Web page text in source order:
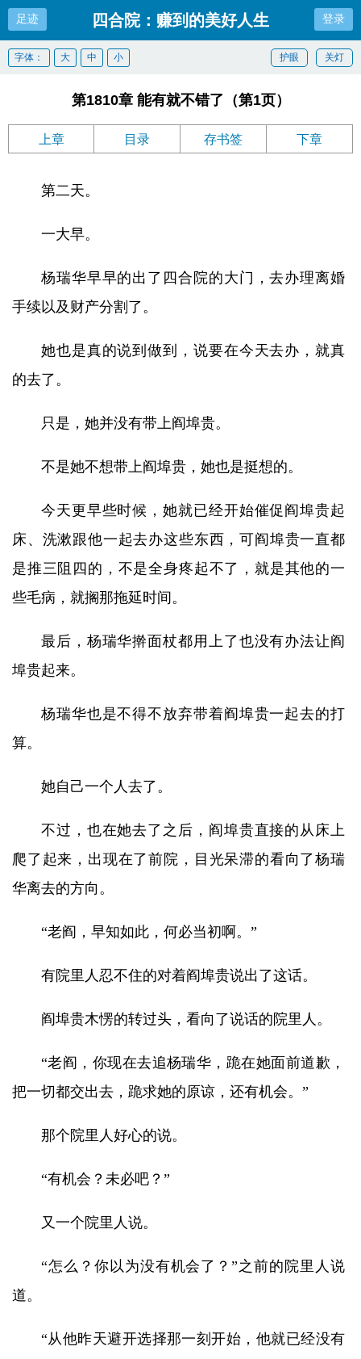
足迹 四合院：赚到的美好人生 登录
关灯
护眼
字体： 大 中 小
第1810章 能有就不错了（第1页）
上章 目录 存书签 下章
第二天。
一大早。
杨瑞华早早的出了四合院的大门，去办理离婚
手续以及财产分割了。
她也是真的说到做到，说要在今天去办，就真
的去了。
只是，她并没有带上阎埠贵。
不是她不想带上阎埠贵，她也是挺想的。
今天更早些时候，她就已经开始催促阎埠贵起
床、洗漱跟他一起去办这些东西，可阎埠贵一直都
是推三阻四的，不是全身疼起不了，就是其他的一
些毛病，就搁那拖延时间。
最后，杨瑞华擀面杖都用上了也没有办法让阎
埠贵起来。
杨瑞华也是不得不放弃带着阎埠贵一起去的打
算。
她自己一个人去了。
不过，也在她去了之后，阎埠贵直接的从床上
爬了起来，出现在了前院，目光呆滞的看向了杨瑞
华离去的方向。
“老阎，早知如此，何必当初啊。”
有院里人忍不住的对着阎埠贵说出了这话。
阎埠贵木愣的转过头，看向了说话的院里人。
“老阎，你现在去追杨瑞华，跪在她面前道歉，
把一切都交出去，跪求她的原谅，还有机会。”
那个院里人好心的说。
“有机会？未必吧？”
又一个院里人说。
“怎么？你以为没有机会了？”之前的院里人说
道。
“从他昨天避开选择那一刻开始，他就已经没有